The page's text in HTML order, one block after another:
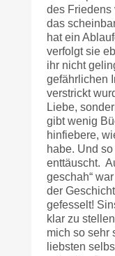
des Friedens
das
hat ein
verfolgt sie
ihr nicht
gefährlichen
verstrickt
Liebe,
gibt wenig
hinfiebere,
habe. Und
enttäuscht.
geschah“
der
gefesselt!
klar zu
mich so sehr
liebsten